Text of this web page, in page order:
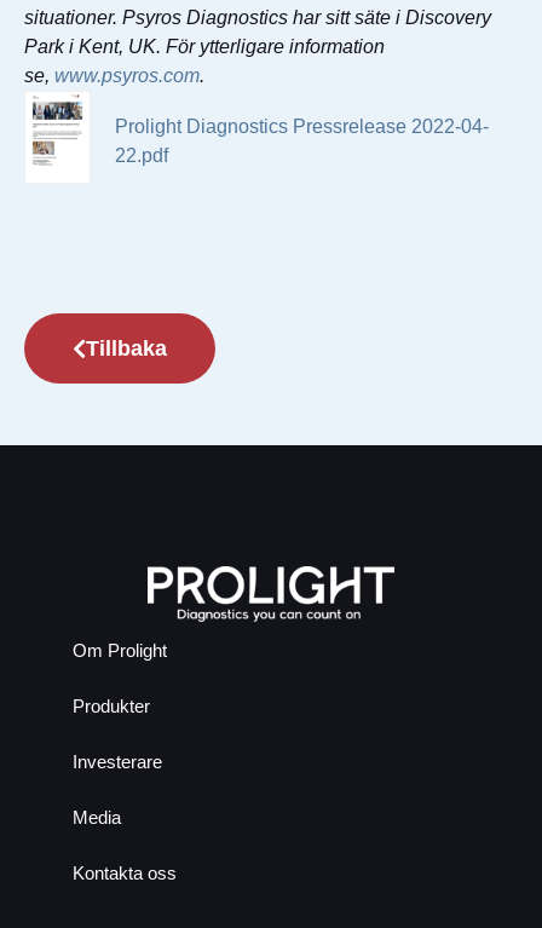
situationer. Psyros Diagnostics har sitt säte i Discovery
Park i Kent, UK. För ytterligare information
se, www.psyros.com.
Prolight Diagnostics Pressrelease 2022-04-
22.pdf
Tillbaka
Om Prolight
Produkter
Investerare
Media
Kontakta oss